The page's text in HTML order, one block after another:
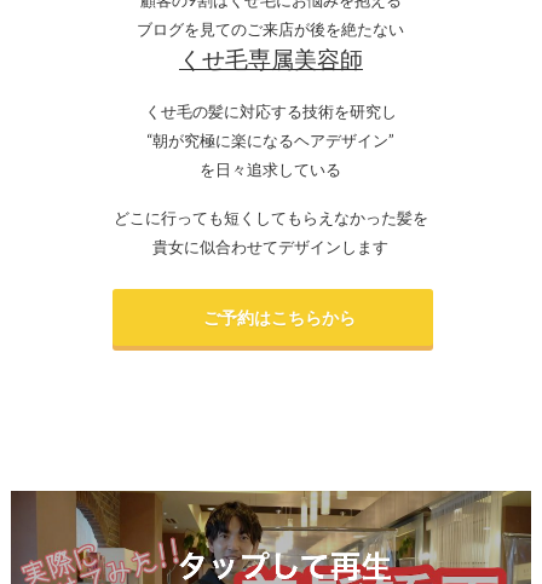
ブログを見てのご来店が後を絶たない
くせ毛専属美容師
くせ毛の髪に対応する技術を研究し
“朝が究極に楽になるヘアデザイン”
を日々追求している
どこに行っても短くしてもらえなかった髪を
貴女に似合わせてデザインします
ご予約はこちらから